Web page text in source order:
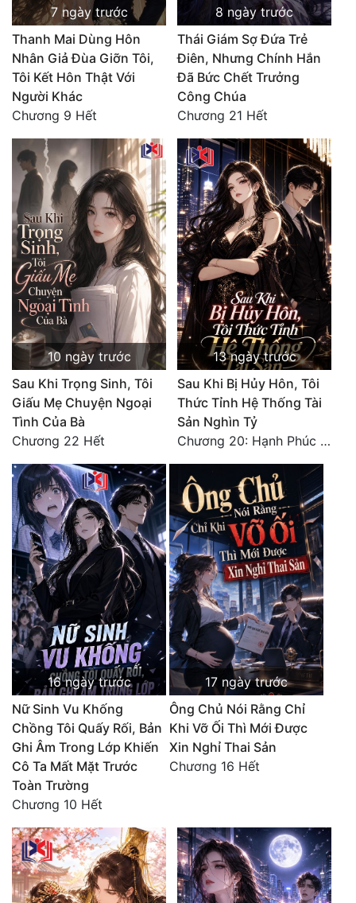
Tu Chân
Tu Tiên
Tội Phạm
Vô Địch
Võng Du
Xuyên Không
Xuyên Nhanh
Xuyên Sách
Xuyên Thư
Điền Văn
Đô Thị
Đông Phương
Đông Phương Huyền Huyễn
Đồng Nhân
Cẩu Đạo Trường Sinh
Ngự Thú
Truyện Nam
Truyện Nữ
Vô Địch Lưu
Xây Dựng Thế Lực
Đam Mỹ
Đẹp
Đẹp Hiệp
Cơ Trí
Sát Phạt Quyết Đoán
7 ngày trước
Thanh Mai Dùng Hôn
Nhân Giả Đùa Giỡn Tôi,
Tôi Kết Hôn Thật Với
Người Khác
Chương 9 Hết
8 ngày trước
Thái Giám Sợ Đứa Trẻ
Điên, Nhưng Chính Hắn
Đã Bức Chết Trưởng
Công Chúa
Chương 21 Hết
10 ngày trước
Sau Khi Trọng Sinh, Tôi
Giấu Mẹ Chuyện Ngoại
Tình Của Bà
Chương 22 Hết
13 ngày trước
Sau Khi Bị Hủy Hôn, Tôi
Thức Tỉnh Hệ Thống Tài
Sản Nghìn Tỷ
Chương 20: Hạnh Phúc Viên Mãn (Hết)
16 ngày trước
Nữ Sinh Vu Khống
Chồng Tôi Quấy Rối, Bản
Ghi Âm Trong Lớp Khiến
Cô Ta Mất Mặt Trước
Toàn Trường
Chương 10 Hết
17 ngày trước
Ông Chủ Nói Rằng Chỉ
Khi Vỡ Ối Thì Mới Được
Xin Nghỉ Thai Sản
Chương 16 Hết